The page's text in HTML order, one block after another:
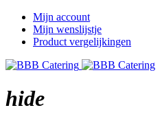
Mijn account
Mijn wenslijstje
Product vergelijkingen
hide